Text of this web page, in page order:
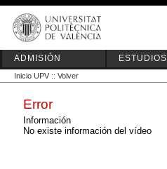
ADMISIÓN ESTUDIOS
Inicio UPV :: Volver
Error
Información
No existe información del vídeo